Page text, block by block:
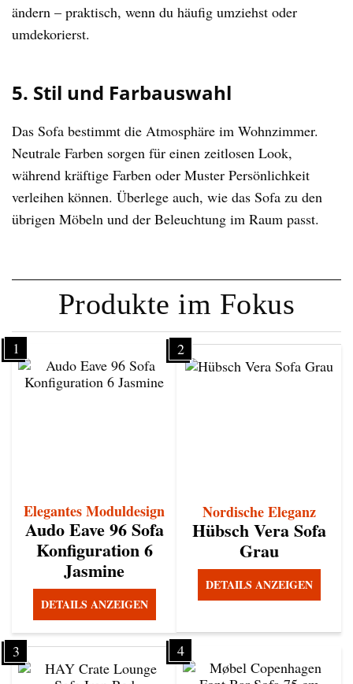
ändern – praktisch, wenn du häufig umziehst oder
umdekorierst.
5. Stil und Farbauswahl
Das Sofa bestimmt die Atmosphäre im Wohnzimmer.
Neutrale Farben sorgen für einen zeitlosen Look,
während kräftige Farben oder Muster Persönlichkeit
verleihen können. Überlege auch, wie das Sofa zu den
übrigen Möbeln und der Beleuchtung im Raum passt.
Produkte im Fokus
1
Elegantes Moduldesign
Audo Eave 96 Sofa
Konfiguration 6
Jasmine
DETAILS ANZEIGEN
2
Nordische Eleganz
Hübsch Vera Sofa
Grau
DETAILS ANZEIGEN
3 4